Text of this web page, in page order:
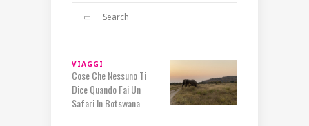
VIAGGI
Cose Che Nessuno Ti
Dice Quando Fai Un
Safari In Botswana